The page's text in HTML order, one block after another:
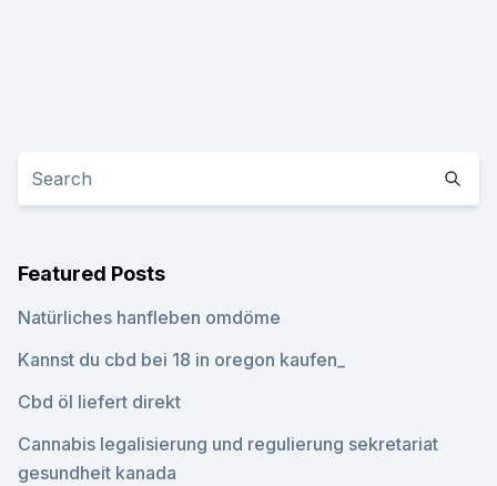
Featured Posts
Natürliches hanfleben omdöme
Kannst du cbd bei 18 in oregon kaufen_
Cbd öl liefert direkt
Cannabis legalisierung und regulierung sekretariat
gesundheit kanada